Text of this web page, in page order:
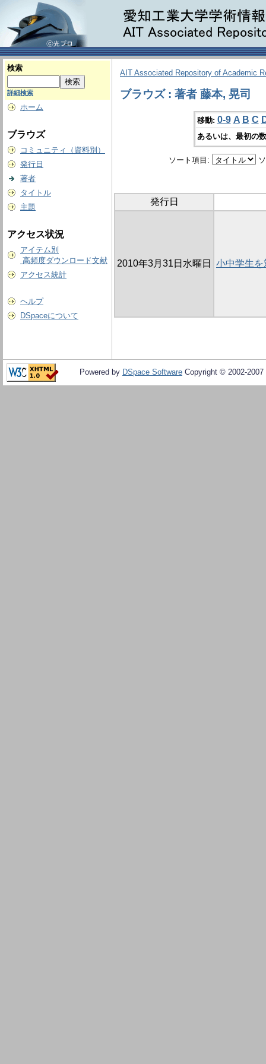
検索
詳細検索
ホーム
ブラウズ
コミュニティ（資料別）
発行日
著者
タイトル
主題
アクセス状況
アイテム別
高頻度ダウンロード文献
アクセス統計
ヘルプ
DSpaceについて
AIT Associated Repository of Academic
ブラウズ : 著者 藤本, 晃司
移動: 0-9 A B C
あるいは、最初の
ソート項目:
発行日
2010年3月31日水曜日 小中学生
Powered by DSpace Software Copyright © 2002-2007